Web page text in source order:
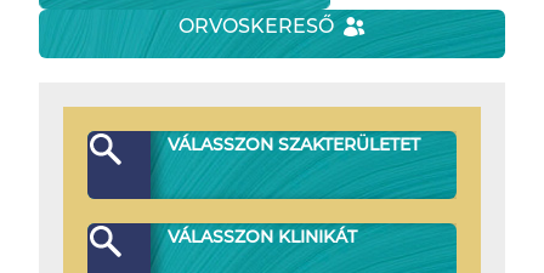
ORVOSKERESŐ
VÁLASSZON SZAKTERÜLETET
VÁLASSZON KLINIKÁT